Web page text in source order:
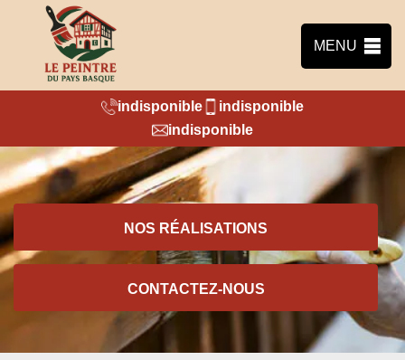
MENU
indisponible
indisponible
indisponible
NOS RÉALISATIONS
CONTACTEZ-NOUS